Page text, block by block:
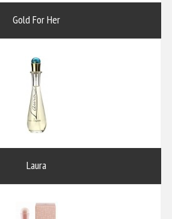
Gold For Her
Laura